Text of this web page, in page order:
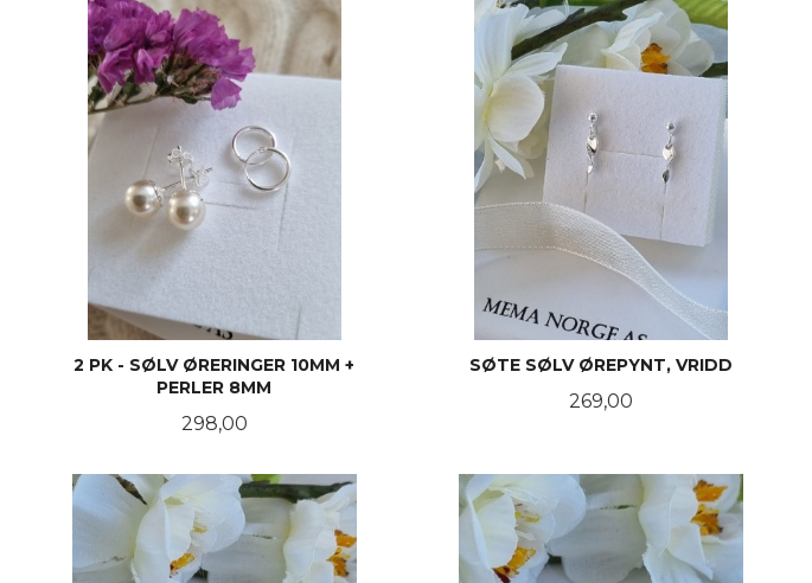
2 PK - SØLV ØRERINGER 10MM +
PERLER 8MM
Pris
298,00
SØTE SØLV ØREPYNT, VRIDD
Pris
269,00
KJØP